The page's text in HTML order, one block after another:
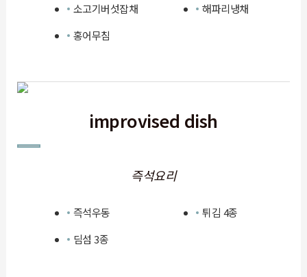
소고기버섯잡채
해파리냉채
홍어무침
improvised dish
즉석요리
즉석우동
튀김 4종
딤섬 3종